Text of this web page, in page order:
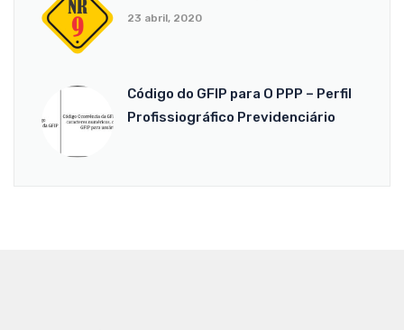
23 abril, 2020
Código do GFIP para O PPP – Perfil
Profissiográfico Previdenciário